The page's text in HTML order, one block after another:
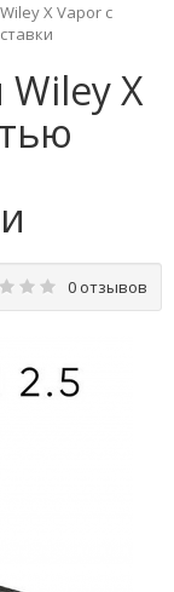
X Vapor с
X
0 отзывов